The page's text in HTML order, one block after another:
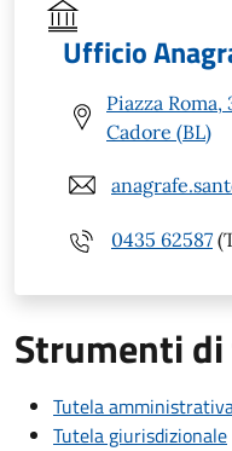
Ufficio
Piazza
Cadore (BL)
0435 62587
Strumenti
Tutela
Tutela giurisdizionale